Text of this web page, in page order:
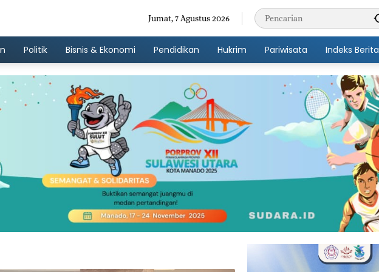
Jumat, 7 Agustus 2026
Politik Bisnis & Ekonomi Pendidikan Hukrim Pariwisata Indeks Berita